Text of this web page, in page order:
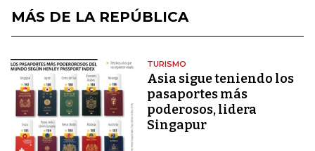
MÁS DE LA REPÚBLICA
TURISMO
Asia sigue teniendo los
pasaportes más
poderosos, lidera
Singapur